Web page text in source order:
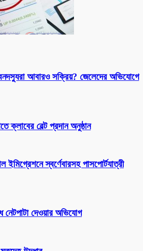
বনদস্যুরা আবারও সক্রিয়? জেলেদের অভিযোগে
ক্লাবের বেল্ট প্রদান অনুষ্ঠান
ইমিগ্রেশনে স্বর্ণেবারসহ পাসপোর্টযাত্রী
নেটপাটা দেওয়ার অভিযোগ